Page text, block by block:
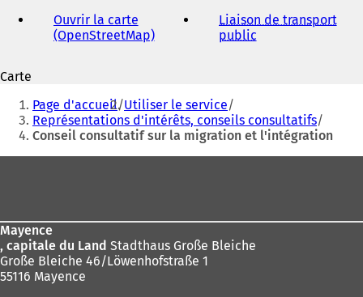
Ouvrir la carte
(OpenStreetMap)(
v
r
e
d
u
n
o
Liaison de transport
public
r
e
d
u
Carte
Vous
êtes
ici
:
Page d'accueil Utiliser le service
Représentations d'intérêts, conseils consultatifs
Conseil consultatif sur la migration et l'intégration
Mayence
, capitale du Land Stadthaus Große Bleiche
Große Bleiche 46/Löwenhofstraße 1
55116 Mayence